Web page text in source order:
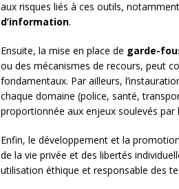
aux risques liés à ces outils,
d’information.
Ensuite, la mise en place de garde-
ou des mécanismes de recours, peut
fondamentaux. Par ailleurs,
chaque domaine (police, santé,
proportionnée aux enjeux soulevés par
Enfin, le développement et la
de la vie privée et des libertés
utilisation éthique et responsable des